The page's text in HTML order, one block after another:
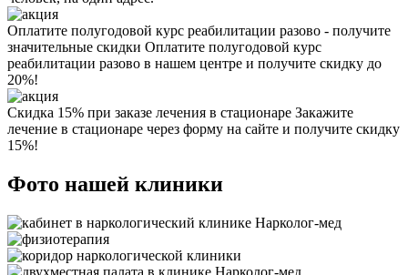
Оплатите полугодовой курс реабилитации разово - получите
значительные скидки Оплатите полугодовой курс
реабилитации разово в нашем центре и получите скидку до
20%!
Скидка 15% при заказе лечения в стационаре Закажите
лечение в стационаре через форму на сайте и получите скидку
15%!
Фото нашей клиники